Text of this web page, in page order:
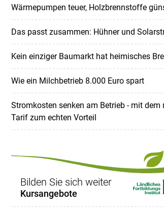
Wärmepumpen teuer, Holzbrennstoffe
Das passt zusammen: Hühner und
Kein einziger Baumarkt hat heimisches
Wie ein Milchbetrieb 8.000 Euro spart
Stromkosten senken am Betrieb - mit dem
Tarif zum echten Vorteil
Bilden Sie sich weiter
Kursangebote